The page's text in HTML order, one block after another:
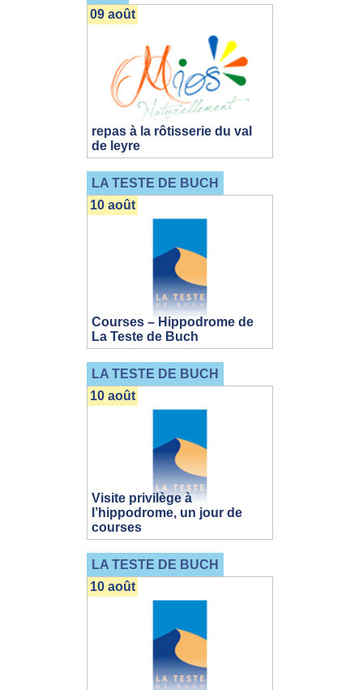
repas à la rôtisserie du val
de leyre
09 août
LA TESTE DE BUCH
Courses – Hippodrome de
La Teste de Buch
10 août
LA TESTE DE BUCH
Visite privilège à
l’hippodrome, un jour de
courses
10 août
LA TESTE DE BUCH
10 août